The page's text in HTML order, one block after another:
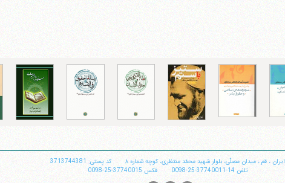
ایران ، قم ، میدان مصلّی، بلوار شهید محمّد منتظری، كوچه شماره ٨
کد پستی: 3713744381
تلفن 14-37740011-25-0098 فکس 37740015-25-0098
فکس37740015-25-98+